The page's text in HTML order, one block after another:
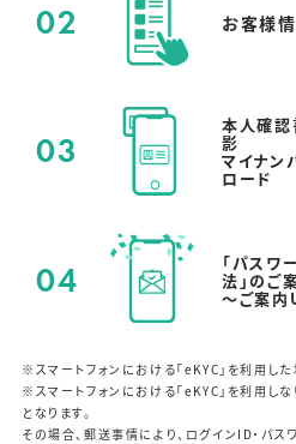
02 お客様
03
本人確認
影
マイナン
ロード
04 「パスワ
法」のご
～ご案内
※スマートフォンにおける「eKYC」を利用し
※スマートフォンにおける「eKYC」を利用し
となります。
その場合、郵送事情により、ログインID・パ